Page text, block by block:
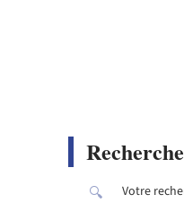
Recherche